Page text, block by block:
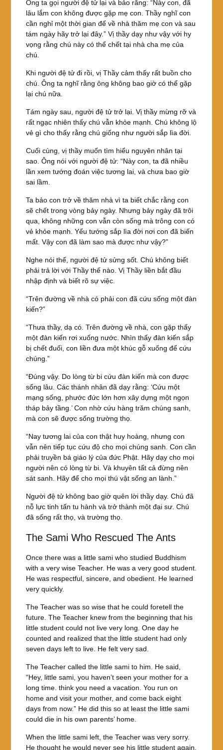
Ông ta gọi người đệ tử lại và bảo rằng: “Này con, đã
lâu lắm con không được gặp mẹ con. Thầy nghĩ con
cần nghỉ một thời gian để về nhà thăm mẹ con và sau
tám ngày hãy trở lại đây.” Vị thầy dạy như vậy với hy
vọng rằng chú này có thể chết tại nhà cha mẹ của
chú.
Khi người đệ tử đi rồi, vị Thầy cảm thấy rất buồn cho
chú. Ông ta nghĩ rằng ông không bao giờ có thể gặp
lại chú nữa.
Tám ngày sau, người đệ tử trở lại. Vị thầy mừng rỡ và
rất ngạc nhiên thấy chú vẫn khỏe mạnh. Chú không lộ
vẻ gì cho thấy rằng chú giống như người sắp lìa đời.
Cuối cùng, vị thầy muốn tìm hiểu nguyên nhân tại
sao. Ông nói với người đệ tử: “Này con, ta đã nhiều
lần xem tướng đoán việc tương lai, và chưa bao giờ
sai lầm.
Ta bảo con trở về thăm nhà vì ta biết chắc rằng con
sẽ chết trong vòng bảy ngày. Nhưng bảy ngày đã trôi
qua, không những con vẫn còn sống mà trông con có
vẻ khỏe mạnh. Yểu tướng sắp lìa đời nơi con đã biến
mất. Vậy con đã làm sao mà được như vậy?”
Nghe nói thế, người đệ tử sửng sốt. Chú không biết
phải trả lời với Thầy thế nào. Vị Thầy liền bắt đầu
nhập định và biết rõ sự việc.
“Trên đường về nhà có phải con đã cứu sống một đàn
kiến?”
“Thưa thầy, dạ có. Trên đường về nhà, con gặp thấy
một đàn kiến rơi xuống nước. Nhìn thấy đàn kiến sắp
bị chết đuối, con liền đưa một khúc gỗ xuống để cứu
chúng.”
“Đúng vậy. Do lòng từ bi cứu đàn kiến mà con được
sống lâu. Các thánh nhân đã dạy rằng: ‘Cứu một
mạng sống, phước đức lớn hơn xây dựng một ngọn
tháp bảy tầng.’ Con nhờ cứu hàng trăm chúng sanh,
mà con sẽ được sống trường thọ.
“Nay tương lai của con thật huy hoàng, nhưng con
vẫn nên tiếp tục cứu độ cho mọi chúng sanh. Con cần
phải truyền bá giáo lý của đức Phật. Hãy dạy cho mọi
người nên có lòng từ bi. Và khuyên tất cả đừng nên
sát sanh. Hãy để cho mọi thú vật sống an lành.”
Người đệ tử không bao giờ quên lời thầy dạy. Chú đã
nỗ lực tinh tấn tu hành và trở thành một đại sư. Chú
đã sống rất thọ, và trường thọ.
The Sami Who Rescued The Ants
Once there was a little sami who studied Buddhism
with a very wise Teacher. He was a very good student.
He was respectful, sincere, and obedient. He learned
very quickly.
The Teacher was so wise that he could foretell the
future. The Teacher knew from the beginning that his
little student could not live very long. One day he
counted and realized that the little student had only
seven days left to live. He felt very sad.
The Teacher called the little sami to him. He said,
“Hey, little sami, you haven’t seen your mother for a
long time. think you need a vacation. You run on
home and visit your mother, and come back eight
days from now.” He did this so at least the little sami
could die in his own parents’ home.
When the little sami left, the Teacher was very sorry.
He thought he would never see his little student again.